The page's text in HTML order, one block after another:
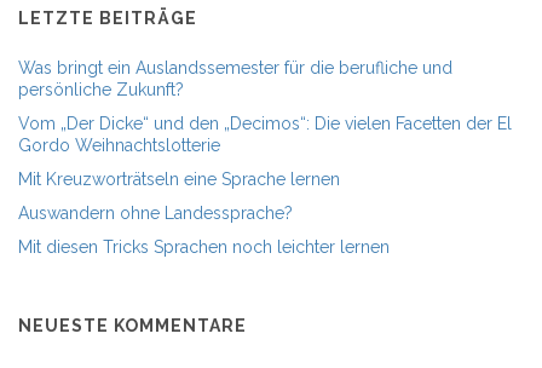
LETZTE BEITRÄGE
Was bringt ein Auslandssemester für die berufliche und
persönliche Zukunft?
Vom „Der Dicke“ und den „Decimos“: Die vielen Facetten der El
Gordo Weihnachtslotterie
Mit Kreuzworträtseln eine Sprache lernen
Auswandern ohne Landessprache?
Mit diesen Tricks Sprachen noch leichter lernen
NEUESTE KOMMENTARE